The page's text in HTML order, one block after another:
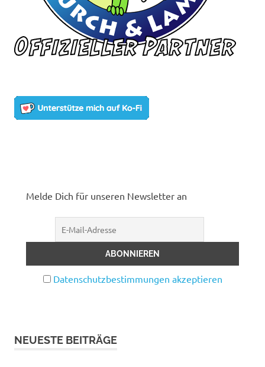
Melde Dich für unseren Newsletter an
Datenschutzbestimmungen akzeptieren
NEUESTE BEITRÄGE